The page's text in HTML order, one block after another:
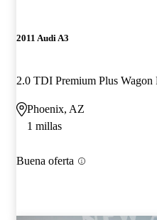
2011 Audi A3
2.0 TDI Premium Plus Wagon
Phoenix, AZ
1 millas
Buena oferta